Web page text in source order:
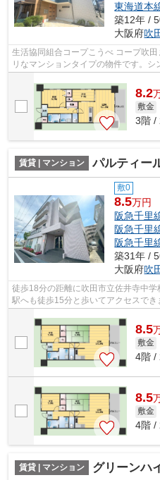
東海道本
築12年 /
大阪府吹
生活協同組合コープこうべ コープ吹
リなマンションタイプの物件です。
8.2
敷金
3階 /
賃貸 | マンション パルティー
敷0
8.5万円
阪急千里
阪急千里
阪急千里
築31年 /
大阪府吹
徒歩18分の距離に吹田市立佐井寺中学
駅へも徒歩15分と歩いてアクセスで
8.5
敷金
4階 /
8.5
敷金
4階 /
賃貸 | マンション グリーンハ